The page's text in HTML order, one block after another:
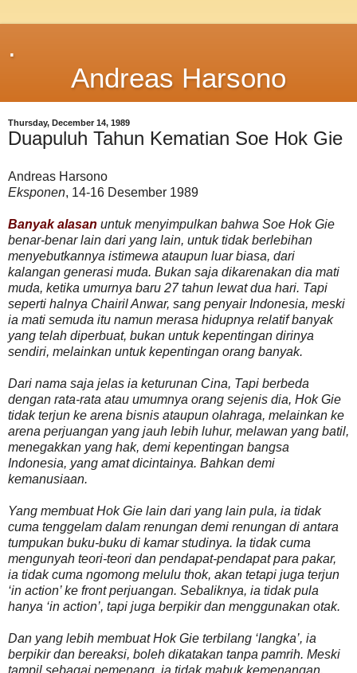
.
Andreas Harsono
Thursday, December 14, 1989
Duapuluh Tahun Kematian Soe Hok Gie
Andreas Harsono
Eksponen, 14-16 Desember 1989
Banyak alasan untuk menyimpulkan bahwa Soe Hok Gie
benar-benar lain dari yang lain, untuk tidak berlebihan
menyebutkannya istimewa ataupun luar biasa, dari
kalangan generasi muda. Bukan saja dikarenakan dia mati
muda, ketika umurnya baru 27 tahun lewat dua hari. Tapi
seperti halnya Chairil Anwar, sang penyair Indonesia, meski
ia mati semuda itu namun merasa hidupnya relatif banyak
yang telah diperbuat, bukan untuk kepentingan dirinya
sendiri, melainkan untuk kepentingan orang banyak.
Dari nama saja jelas ia keturunan Cina, Tapi berbeda
dengan rata-rata atau umumnya orang sejenis dia, Hok Gie
tidak terjun ke arena bisnis ataupun olahraga, melainkan ke
arena perjuangan yang jauh lebih luhur, melawan yang batil,
menegakkan yang hak, demi kepentingan bangsa
Indonesia, yang amat dicintainya. Bahkan demi
kemanusiaan.
Yang membuat Hok Gie lain dari yang lain pula, ia tidak
cuma tenggelam dalam renungan demi renungan di antara
tumpukan buku-buku di kamar studinya. Ia tidak cuma
mengunyah teori-teori dan pendapat-pendapat para pakar,
ia tidak cuma ngomong melulu thok, akan tetapi juga terjun
‘in action’ ke front perjuangan. Sebaliknya, ia tidak pula
hanya ‘in action’, tapi juga berpikir dan menggunakan otak.
Dan yang lebih membuat Hok Gie terbilang ‘langka’, ia
berpikir dan bereaksi, boleh dikatakan tanpa pamrih. Meski
tampil sebagai pemenang, ia tidak mabuk kemenangan,